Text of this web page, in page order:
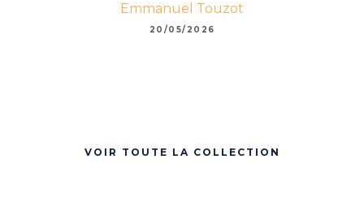
Emmanuel Touzot
20/05/2026
VOIR TOUTE LA COLLECTION